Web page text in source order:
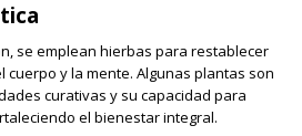
se emplean hierbas para restablecer
y la mente. Algunas plantas son
curativas y su capacidad para
el bienestar integral.